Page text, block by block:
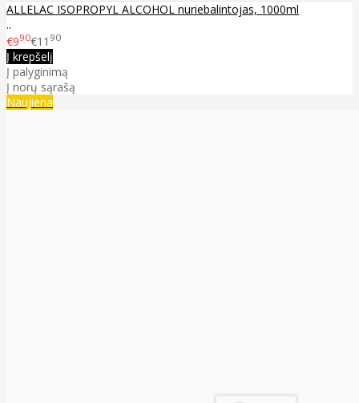
ALLELAC ISOPROPYL ALCOHOL nuriebalintojas, 1000ml
..
€990€11 90
Į krepšelį
Į palyginimą
Į norų sąrašą
Naujiena